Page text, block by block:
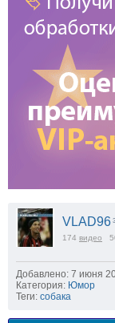
VLAD96
174 видео
Добавлено: 7 июня
Категория: Юмор
Теги: собака